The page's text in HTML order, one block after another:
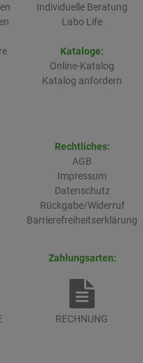
Individuelle Beratung
Labo Life
Kataloge:
Online-Katalog
Katalog anfordern
Rechtliches:
AGB
Impressum
Datenschutz
Rückgabe/Widerruf
Barrierefreiheitserklärung
Zahlungsarten:
RECHNUNG